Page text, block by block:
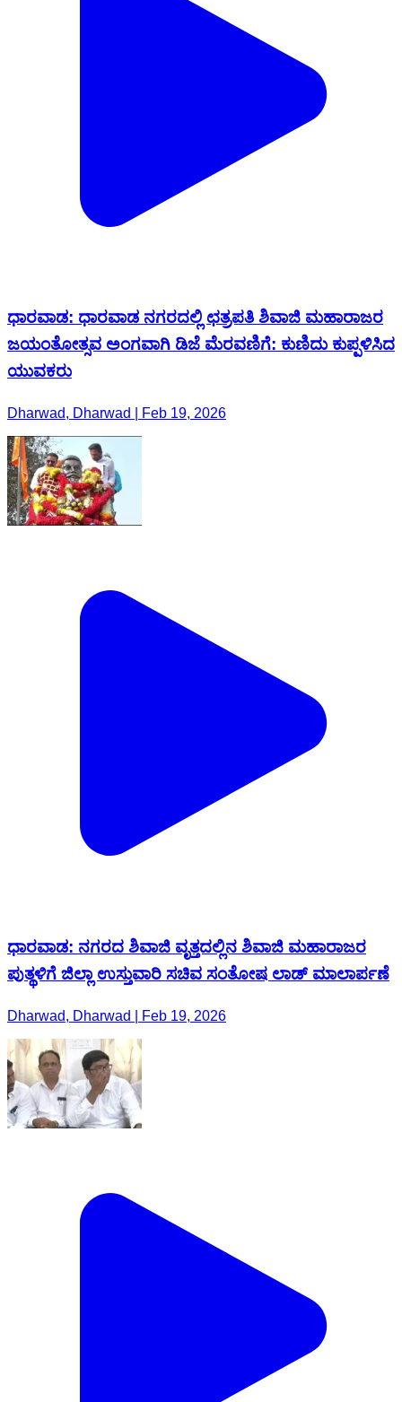
ಧಾರವಾಡ: ಧಾರವಾಡ ನಗರದಲ್ಲಿ ಛತ್ರಪತಿ ಶಿವಾಜಿ ಮಹಾರಾಜರ
ಜಯಂತೋತ್ಸವ ಅಂಗವಾಗಿ ಡಿಜೆ ಮೆರವಣಿಗೆ: ಕುಣಿದು ಕುಪ್ಪಳಿಸಿದ
ಯುವಕರು
Dharwad, Dharwad | Feb 19, 2026
ಧಾರವಾಡ: ನಗರದ ಶಿವಾಜಿ ವೃತ್ತದಲ್ಲಿನ ಶಿವಾಜಿ ಮಹಾರಾಜರ
ಪುತ್ಥಳಿಗೆ ಜಿಲ್ಲಾ ಉಸ್ತುವಾರಿ ಸಚಿವ ಸಂತೋಷ ಲಾಡ್ ಮಾಲಾರ್ಪಣೆ
Dharwad, Dharwad | Feb 19, 2026